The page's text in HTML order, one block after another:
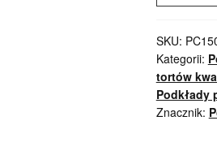
SKU:
Kategorii:
tortów
Podkłady
Znacznik: